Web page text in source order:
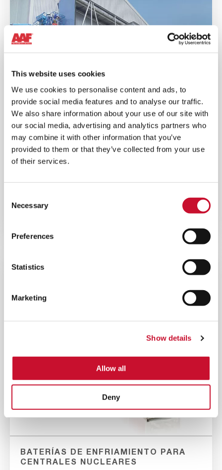
This website uses cookies
We use cookies to personalise content and ads, to
provide social media features and to analyse our traffic.
We also share information about your use of our site with
our social media, advertising and analytics partners who
may combine it with other information that you’ve
provided to them or that they’ve collected from your use
of their services.
Selection
Necessary
Preferences
Statistics
Marketing
Show details
Allow all
Deny
las turbinas de gas de AAF aumentarán la densidad del
aire, aumentarán la potencia de salida y reducirán los
BATERÍAS DE ENFRIAMIENTO PARA
CENTRALES NUCLEARES